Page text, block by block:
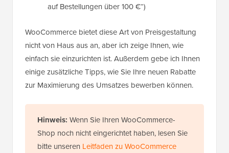
auf Bestellungen über 100 €“)
WooCommerce bietet diese Art von Preisgestaltung
nicht von Haus aus an, aber ich zeige Ihnen, wie
einfach sie einzurichten ist. Außerdem gebe ich Ihnen
einige zusätzliche Tipps, wie Sie Ihre neuen Rabatte
zur Maximierung des Umsatzes bewerben können.
Hinweis: Wenn Sie Ihren WooCommerce-
Shop noch nicht eingerichtet haben, lesen Sie
bitte unseren Leitfaden zu WooCommerce